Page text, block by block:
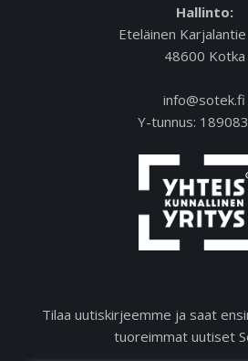
Hallinto:
Eteläinen
48600 Kotka
info@sotek.fi
Y-tunnus:
Tilaa uutiskirjeemme ja saat
tuoreimmat uutiset